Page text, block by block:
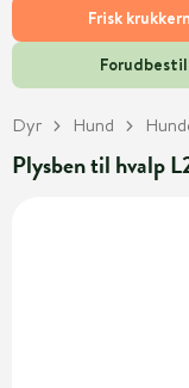
Frisk
Dyr Hund
Plysben til hvalp